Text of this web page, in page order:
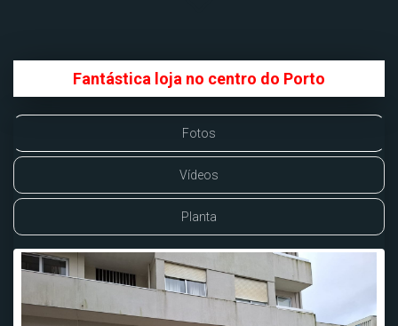
Fantástica loja no centro do Porto
Fotos
Vídeos
Planta